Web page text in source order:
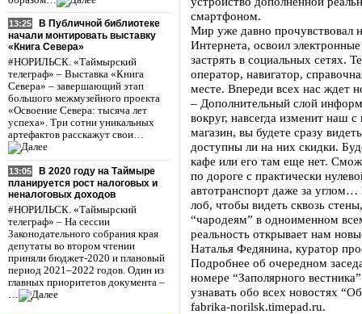
13:25
В Публичной библиотеке
начали монтировать выставку
«Книга Севера»
#НОРИЛЬСК. «Таймырский
телеграф» – Выставка «Книга
Севера» – завершающий этап
большого межмузейного проекта
«Освоение Севера: тысяча лет
успеха». Три сотни уникальных
артефактов расскажут свои…
13:05
В 2020 году на Таймыре
планируется рост налоговых и
неналоговых доходов
#НОРИЛЬСК. «Таймырский
телеграф» – На сессии
Законодательного собрания края
депутаты во втором чтении
приняли бюджет-2020 и плановый
период 2021–2022 годов. Один из
главных приоритетов документа –
…
смартфоном.
Мир уже давно прочувствовал
Интернета, освоил
застрять в социальных сетях.
оператор, навигатор,
месте. Впереди всех нас ждет
– Дополнительный слой
вокруг, навсегда изменит наш
магазин, вы будете сразу
доступны ли на них скидки.
кафе или его там еще нет.
по дороге с практически
автотранспорт даже за
лоб, чтобы видеть сквозь
“чародеям” в одноименном
реальность открывает нам
Наталья Федянина, куратор
Подробнее об очередном
номере “Заполярного
узнавать обо всех новостях
fabrika-norilsk.timepad.ru.